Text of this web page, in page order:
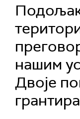
нашим
Двоје